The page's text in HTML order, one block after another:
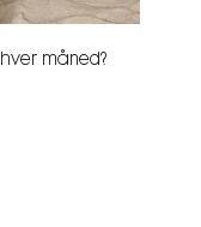
måned?